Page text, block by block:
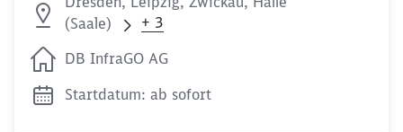
(Saale)
+ 3
DB InfraGO AG
Startdatum: ab sofort
Möchten Sie zu
Abbrechen